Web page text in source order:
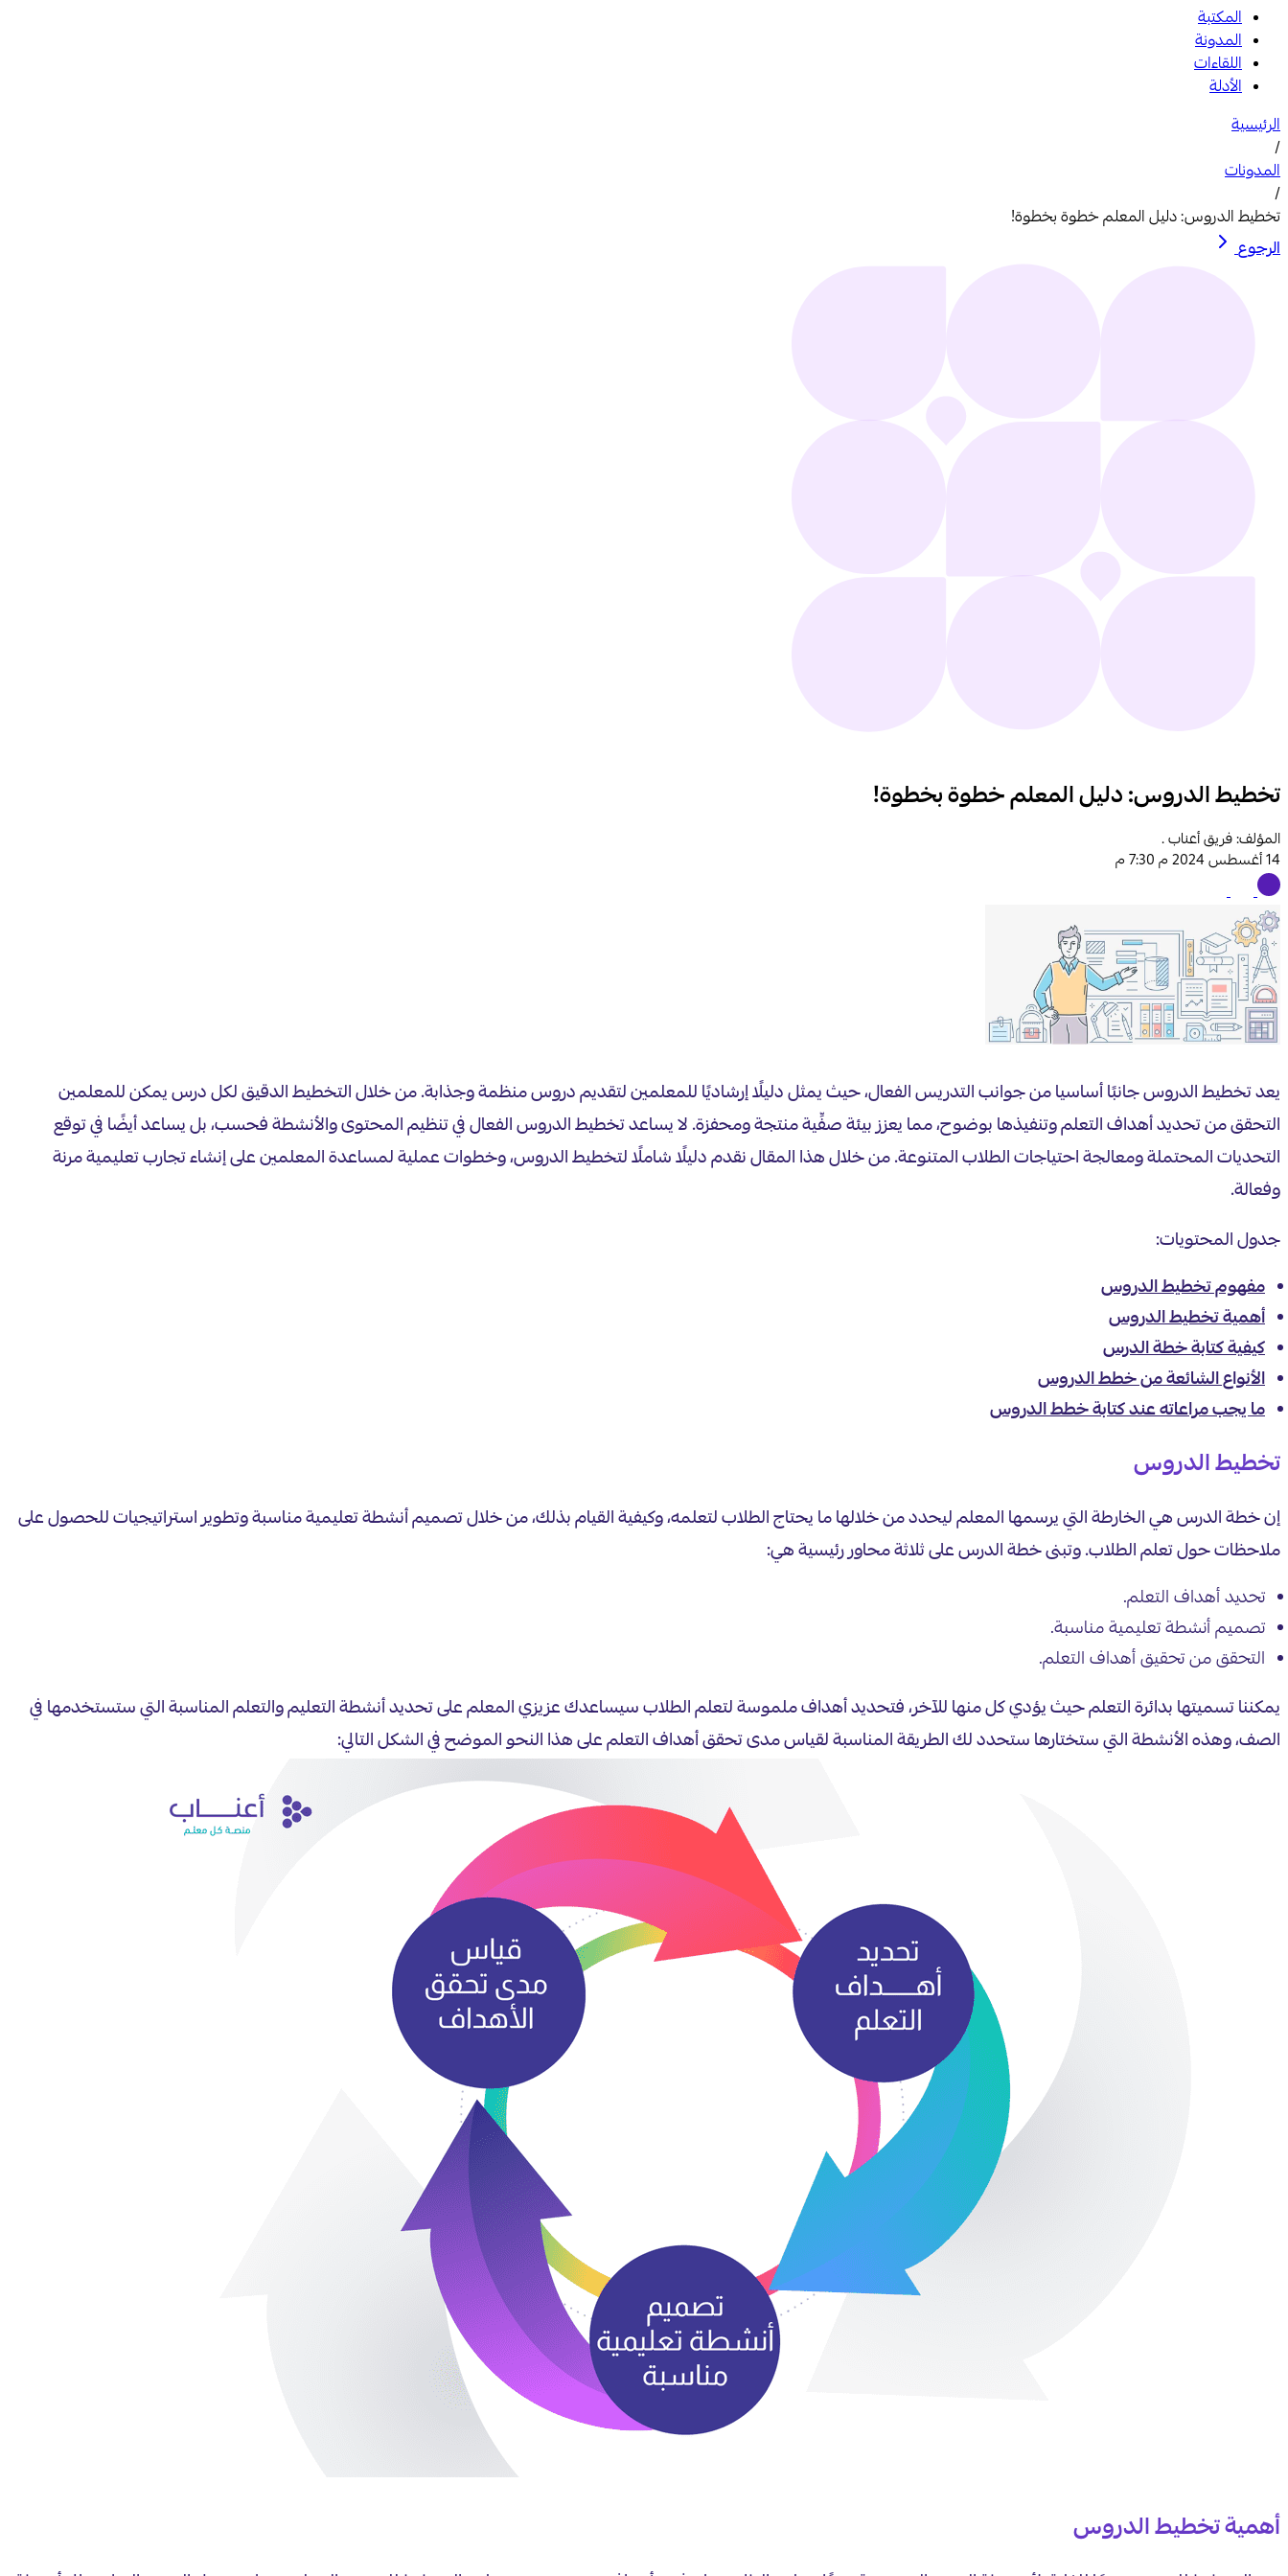
المكتبة
المدونة
اللقاءات
الأدلة
الرئيسية
/
المدونات
/
تخطيط الدروس: دليل المعلم خطوة بخطوة!
الرجوع
تخطيط الدروس: دليل المعلم خطوة بخطوة!
المؤلف: فريق أعناب .
14 أغسطس 2024 م 7:30 م
يعد تخطيط الدروس جانبًا أساسيا من جوانب التدريس الفعال، حيث يمثل دليلًا إرشاديًا للمعلمين لتقديم دروس منظمة وجذابة. من خلال التخطيط الدقيق لكل درس يمكن للمعلمين
التحقق من تحديد أهداف التعلم وتنفيذها بوضوح، مما يعزز بيئة صفِّية منتجة ومحفزة. لا يساعد تخطيط الدروس الفعال في تنظيم المحتوى والأنشطة فحسب، بل يساعد أيضًا في توقع
التحديات المحتملة ومعالجة احتياجات الطلاب المتنوعة. من خلال هذا المقال نقدم دليلًا شاملًا لتخطيط الدروس، وخطوات عملية لمساعدة المعلمين على إنشاء تجارب تعليمية مرنة
وفعالة.
جدول المحتويات:
مفهوم تخطيط الدروس
أهمية تخطيط الدروس
كيفية كتابة خطة الدرس
الأنواع الشائعة من خطط الدروس
ما يجب مراعاته عند كتابة خطط الدروس
تخطيط الدروس
إن خطة الدرس هي الخارطة التي يرسمها المعلم ليحدد من خلالها ما يحتاج الطلاب لتعلمه، وكيفية القيام بذلك، من خلال تصميم أنشطة تعليمية مناسبة وتطوير استراتيجيات للحصول على
ملاحظات حول تعلم الطلاب. وتبنى خطة الدرس على ثلاثة محاور رئيسية هي:
تحديد أهداف التعلم.
تصميم أنشطة تعليمية مناسبة.
التحقق من تحقيق أهداف التعلم.
يمكننا تسميتها بدائرة التعلم حيث يؤدي كل منها للآخر، فتحديد أهداف ملموسة لتعلم الطلاب سيساعدك عزيزي المعلم على تحديد أنشطة التعليم والتعلم المناسبة التي ستستخدمها في
الصف، وهذه الأنشطة التي ستختارها ستحدد لك الطريقة المناسبة لقياس مدى تحقق أهداف التعلم على هذا النحو الموضح في الشكل التالي:
أهمية تخطيط الدروس